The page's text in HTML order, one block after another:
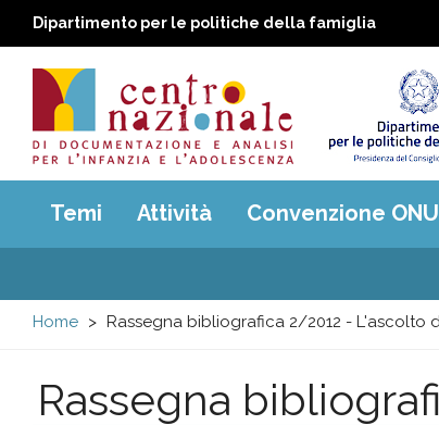
Dipartimento per le politiche della famiglia
Centro
nazionale
di
Main
menu
Temi Attività Convenzione ONU
Home Rassegna bibliografica 2/2012 - L'ascolto
Rassegna